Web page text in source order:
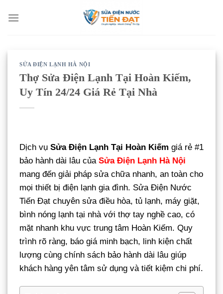
qua
SỬA ĐIỆN LẠNH HÀ NỘI
Thợ Sửa Điện Lạnh Tại Hoàn Kiếm,
Uy Tín 24/24 Giá Rẻ Tại Nhà
Dịch vụ Sửa Điện Lạnh Tại Hoàn Kiếm giá rẻ #1
bảo hành dài lâu của Sửa Điện Lạnh Hà Nội
mang đến giải pháp sửa chữa nhanh, an toàn cho
mọi thiết bị điện lạnh gia đình. Sửa Điện Nước
Tiến Đạt chuyên sửa điều hòa, tủ lạnh, máy giặt,
bình nóng lạnh tại nhà với thợ tay nghề cao, có
mặt nhanh khu vực trung tâm Hoàn Kiếm. Quy
trình rõ ràng, báo giá minh bạch, linh kiện chất
lượng cùng chính sách bảo hành dài lâu giúp
khách hàng yên tâm sử dụng và tiết kiệm chi phí.